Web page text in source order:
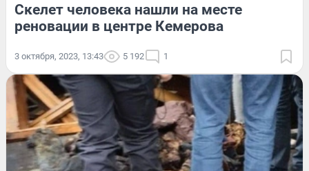
Скелет человека нашли на месте
реновации в центре Кемерова
3 октября, 2023, 13:43 5 192 1